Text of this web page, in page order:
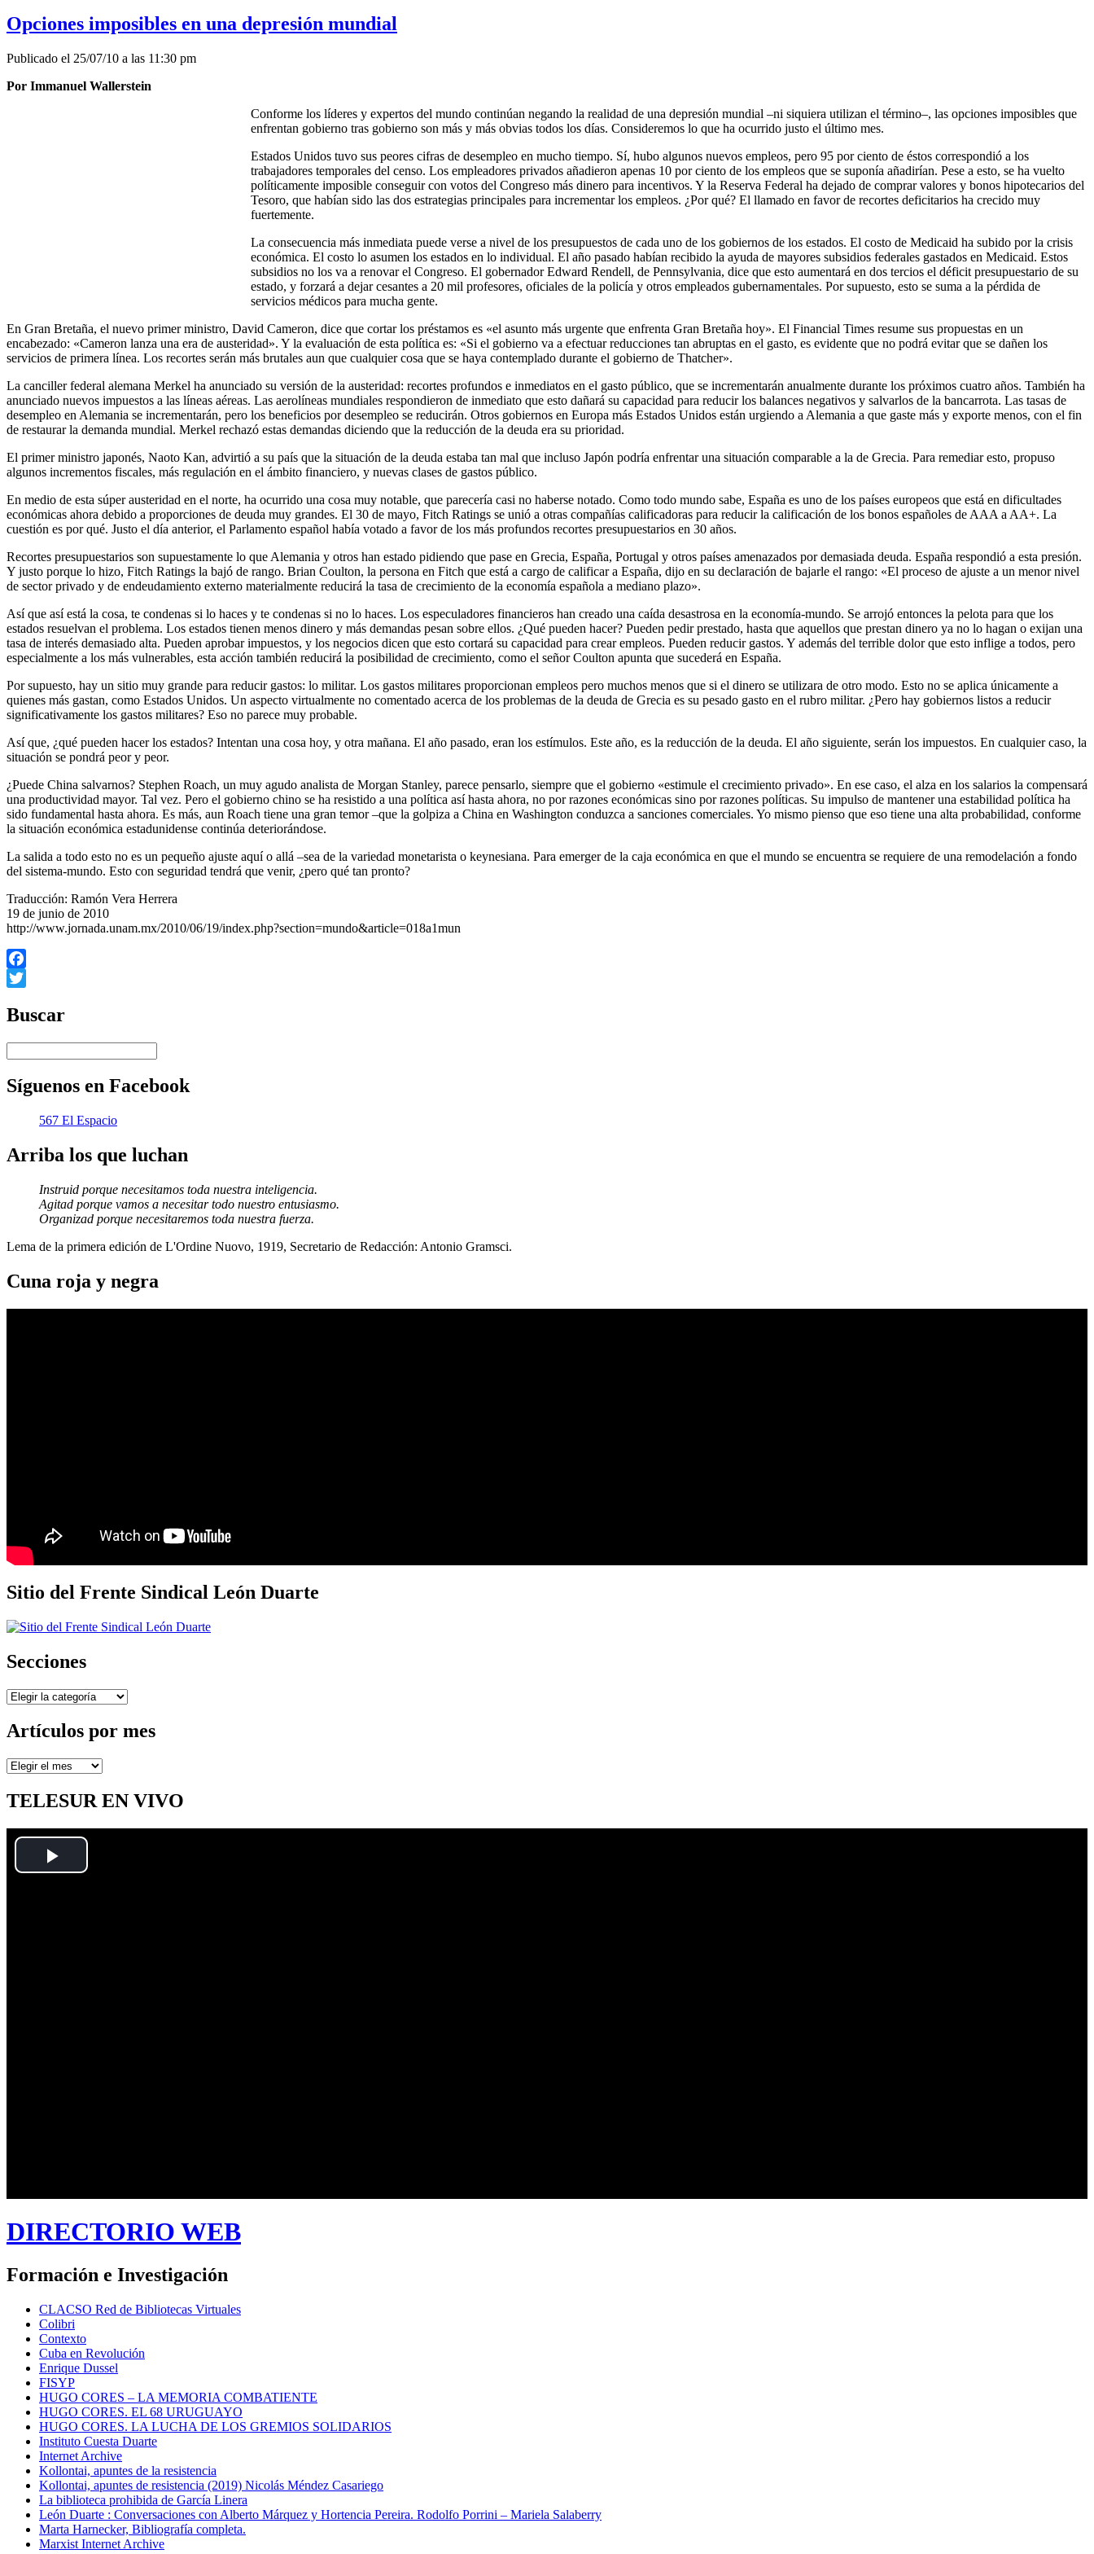
Opciones imposibles en una depresión mundial
Publicado el 25/07/10 a las 11:30 pm
Por Immanuel Wallerstein
Conforme los líderes y expertos del mundo continúan negando la realidad de una depresión mundial –ni siquiera utilizan el término–, las opciones imposibles que
enfrentan gobierno tras gobierno son más y más obvias todos los días. Consideremos lo que ha ocurrido justo el último mes.
Estados Unidos tuvo sus peores cifras de desempleo en mucho tiempo. Sí, hubo algunos nuevos empleos, pero 95 por ciento de éstos correspondió a los
trabajadores temporales del censo. Los empleadores privados añadieron apenas 10 por ciento de los empleos que se suponía añadirían. Pese a esto, se ha vuelto
políticamente imposible conseguir con votos del Congreso más dinero para incentivos. Y la Reserva Federal ha dejado de comprar valores y bonos hipotecarios del
Tesoro, que habían sido las dos estrategias principales para incrementar los empleos. ¿Por qué? El llamado en favor de recortes deficitarios ha crecido muy
fuertemente.
La consecuencia más inmediata puede verse a nivel de los presupuestos de cada uno de los gobiernos de los estados. El costo de Medicaid ha subido por la crisis
económica. El costo lo asumen los estados en lo individual. El año pasado habían recibido la ayuda de mayores subsidios federales gastados en Medicaid. Estos
subsidios no los va a renovar el Congreso. El gobernador Edward Rendell, de Pennsylvania, dice que esto aumentará en dos tercios el déficit presupuestario de su
estado, y forzará a dejar cesantes a 20 mil profesores, oficiales de la policía y otros empleados gubernamentales. Por supuesto, esto se suma a la pérdida de
servicios médicos para mucha gente.
En Gran Bretaña, el nuevo primer ministro, David Cameron, dice que cortar los préstamos es «el asunto más urgente que enfrenta Gran Bretaña hoy». El Financial Times resume sus propuestas en un
encabezado: «Cameron lanza una era de austeridad». Y la evaluación de esta política es: «Si el gobierno va a efectuar reducciones tan abruptas en el gasto, es evidente que no podrá evitar que se dañen los
servicios de primera línea. Los recortes serán más brutales aun que cualquier cosa que se haya contemplado durante el gobierno de Thatcher».
La canciller federal alemana Merkel ha anunciado su versión de la austeridad: recortes profundos e inmediatos en el gasto público, que se incrementarán anualmente durante los próximos cuatro años. También ha
anunciado nuevos impuestos a las líneas aéreas. Las aerolíneas mundiales respondieron de inmediato que esto dañará su capacidad para reducir los balances negativos y salvarlos de la bancarrota. Las tasas de
desempleo en Alemania se incrementarán, pero los beneficios por desempleo se reducirán. Otros gobiernos en Europa más Estados Unidos están urgiendo a Alemania a que gaste más y exporte menos, con el fin
de restaurar la demanda mundial. Merkel rechazó estas demandas diciendo que la reducción de la deuda era su prioridad.
El primer ministro japonés, Naoto Kan, advirtió a su país que la situación de la deuda estaba tan mal que incluso Japón podría enfrentar una situación comparable a la de Grecia. Para remediar esto, propuso
algunos incrementos fiscales, más regulación en el ámbito financiero, y nuevas clases de gastos público.
En medio de esta súper austeridad en el norte, ha ocurrido una cosa muy notable, que parecería casi no haberse notado. Como todo mundo sabe, España es uno de los países europeos que está en dificultades
económicas ahora debido a proporciones de deuda muy grandes. El 30 de mayo, Fitch Ratings se unió a otras compañías calificadoras para reducir la calificación de los bonos españoles de AAA a AA+. La
cuestión es por qué. Justo el día anterior, el Parlamento español había votado a favor de los más profundos recortes presupuestarios en 30 años.
Recortes presupuestarios son supuestamente lo que Alemania y otros han estado pidiendo que pase en Grecia, España, Portugal y otros países amenazados por demasiada deuda. España respondió a esta presión.
Y justo porque lo hizo, Fitch Ratings la bajó de rango. Brian Coulton, la persona en Fitch que está a cargo de calificar a España, dijo en su declaración de bajarle el rango: «El proceso de ajuste a un menor nivel
de sector privado y de endeudamiento externo materialmente reducirá la tasa de crecimiento de la economía española a mediano plazo».
Así que así está la cosa, te condenas si lo haces y te condenas si no lo haces. Los especuladores financieros han creado una caída desastrosa en la economía-mundo. Se arrojó entonces la pelota para que los
estados resuelvan el problema. Los estados tienen menos dinero y más demandas pesan sobre ellos. ¿Qué pueden hacer? Pueden pedir prestado, hasta que aquellos que prestan dinero ya no lo hagan o exijan una
tasa de interés demasiado alta. Pueden aprobar impuestos, y los negocios dicen que esto cortará su capacidad para crear empleos. Pueden reducir gastos. Y además del terrible dolor que esto inflige a todos, pero
especialmente a los más vulnerables, esta acción también reducirá la posibilidad de crecimiento, como el señor Coulton apunta que sucederá en España.
Por supuesto, hay un sitio muy grande para reducir gastos: lo militar. Los gastos militares proporcionan empleos pero muchos menos que si el dinero se utilizara de otro modo. Esto no se aplica únicamente a
quienes más gastan, como Estados Unidos. Un aspecto virtualmente no comentado acerca de los problemas de la deuda de Grecia es su pesado gasto en el rubro militar. ¿Pero hay gobiernos listos a reducir
significativamente los gastos militares? Eso no parece muy probable.
Así que, ¿qué pueden hacer los estados? Intentan una cosa hoy, y otra mañana. El año pasado, eran los estímulos. Este año, es la reducción de la deuda. El año siguiente, serán los impuestos. En cualquier caso, la
situación se pondrá peor y peor.
¿Puede China salvarnos? Stephen Roach, un muy agudo analista de Morgan Stanley, parece pensarlo, siempre que el gobierno «estimule el crecimiento privado». En ese caso, el alza en los salarios la compensará
una productividad mayor. Tal vez. Pero el gobierno chino se ha resistido a una política así hasta ahora, no por razones económicas sino por razones políticas. Su impulso de mantener una estabilidad política ha
sido fundamental hasta ahora. Es más, aun Roach tiene una gran temor –que la golpiza a China en Washington conduzca a sanciones comerciales. Yo mismo pienso que eso tiene una alta probabilidad, conforme
la situación económica estadunidense continúa deteriorándose.
La salida a todo esto no es un pequeño ajuste aquí o allá –sea de la variedad monetarista o keynesiana. Para emerger de la caja económica en que el mundo se encuentra se requiere de una remodelación a fondo
del sistema-mundo. Esto con seguridad tendrá que venir, ¿pero qué tan pronto?
Traducción: Ramón Vera Herrera
19 de junio de 2010
http://www.jornada.unam.mx/2010/06/19/index.php?section=mundo&article=018a1mun
Facebook
Buscar
Síguenos en Facebook
567 El Espacio
Arriba los que luchan
Instruid porque necesitamos toda nuestra inteligencia.
Agitad porque vamos a necesitar todo nuestro entusiasmo.
Organizad porque necesitaremos toda nuestra fuerza.
Lema de la primera edición de L'Ordine Nuovo, 1919, Secretario de Redacción: Antonio Gramsci.
Cuna roja y negra
Sitio del Frente Sindical León Duarte
Secciones
Secciones
Artículos por mes
Artículos
mes
TELESUR EN VIVO
DIRECTORIO WEB
Formación e Investigación
CLACSO Red de Bibliotecas Virtuales
Colibri
Contexto
Cuba en Revolución
Enrique Dussel
FISYP
HUGO CORES – LA MEMORIA COMBATIENTE
HUGO CORES. EL 68 URUGUAYO
HUGO CORES. LA LUCHA DE LOS GREMIOS SOLIDARIOS
Instituto Cuesta Duarte
Internet Archive
Kollontai, apuntes de la resistencia
Kollontai, apuntes de resistencia (2019) Nicolás Méndez Casariego
La biblioteca prohibida de García Linera
León Duarte : Conversaciones con Alberto Márquez y Hortencia Pereira. Rodolfo Porrini – Mariela Salaberry
Marta Harnecker, Bibliografía completa.
Marxist Internet Archive